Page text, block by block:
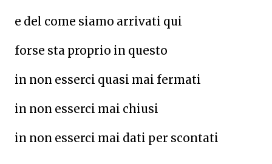
e del come siamo arrivati qui
forse sta proprio in questo
in non esserci quasi mai fermati
in non esserci mai chiusi
in non esserci mai dati per scontati